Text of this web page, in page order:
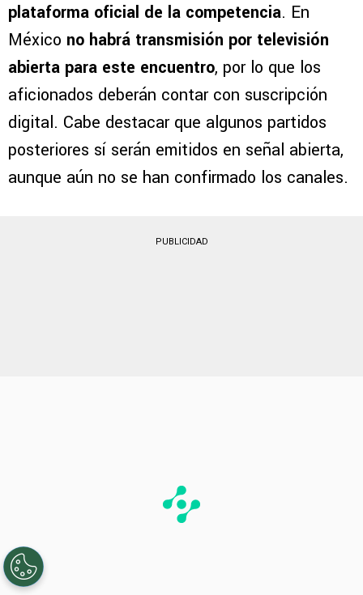
plataforma oficial de la competencia. En
México no habrá transmisión por televisión
abierta para este encuentro, por lo que los
aficionados deberán contar con suscripción
digital. Cabe destacar que algunos partidos
posteriores sí serán emitidos en señal abierta,
aunque aún no se han confirmado los canales.
PUBLICIDAD